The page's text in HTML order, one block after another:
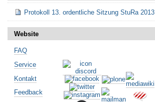
Protokoll 13. ordentliche Sitzung StuRa 2013
Website
FAQ
Service
Kontakt
Feedback